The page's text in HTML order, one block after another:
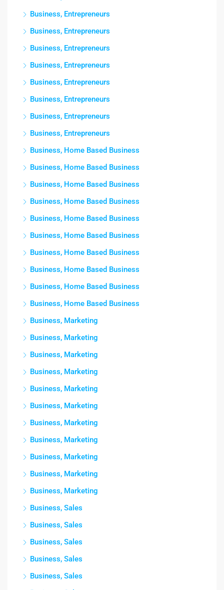
Business, Entrepreneurs
Business, Entrepreneurs
Business, Entrepreneurs
Business, Entrepreneurs
Business, Entrepreneurs
Business, Entrepreneurs
Business, Entrepreneurs
Business, Entrepreneurs
Business, Home Based Business
Business, Home Based Business
Business, Home Based Business
Business, Home Based Business
Business, Home Based Business
Business, Home Based Business
Business, Home Based Business
Business, Home Based Business
Business, Home Based Business
Business, Home Based Business
Business, Marketing
Business, Marketing
Business, Marketing
Business, Marketing
Business, Marketing
Business, Marketing
Business, Marketing
Business, Marketing
Business, Marketing
Business, Marketing
Business, Marketing
Business, Sales
Business, Sales
Business, Sales
Business, Sales
Business, Sales